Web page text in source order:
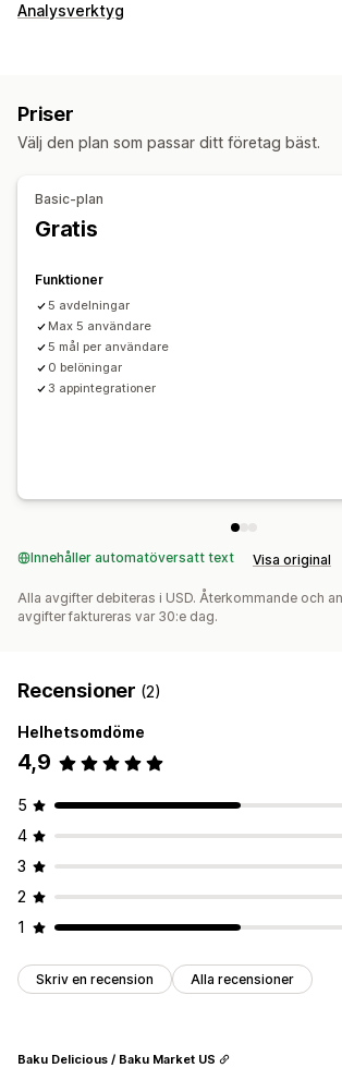
Analysverktyg
Priser
Välj den plan som passar ditt företag bäst.
Basic-plan
Gratis
Funktioner
5 avdelningar
Max 5 användare
5 mål per användare
0 belöningar
3 appintegrationer
Innehåller automatöversatt text Visa original
Alla avgifter debiteras i USD. Återkommande och
avgifter faktureras var 30:e dag.
Recensioner (2)
Helhetsomdöme
4,9
5
4
3
2
1
Skriv en recension Alla recensioner
Baku Delicious / Baku Market US